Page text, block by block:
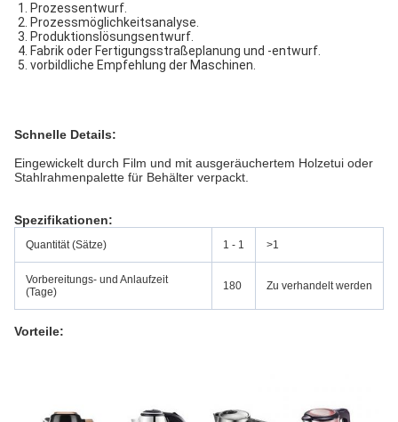
1. Prozessentwurf.
2. Prozessmöglichkeitsanalyse.
3. Produktionslösungsentwurf.
4. Fabrik oder Fertigungsstraßeplanung und -entwurf.
5. vorbildliche Empfehlung der Maschinen.
Schnelle Details:
Eingewickelt durch Film und mit ausgeräuchertem Holzetui oder
Stahlrahmenpalette für Behälter verpackt.
Spezifikationen:
Quantität (Sätze) 1 - 1 >1
Vorbereitungs- und Anlaufzeit
(Tage)
180 Zu verhandelt werden
Vorteile: